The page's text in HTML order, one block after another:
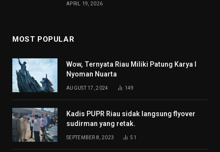
APRIL 19, 2026
MOST POPULAR
Wow, Ternyata Riau Miliki Patung Karya I
Nyoman Nuarta
AUGUST 17, 2024 149
Kadis PUPR Riau sidak langsung flyover
sudirman yang retak.
SEPTEMBER 8, 2023 51